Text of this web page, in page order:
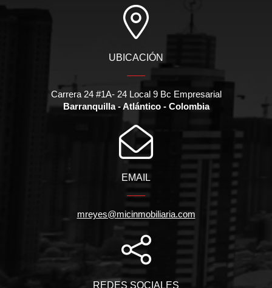
UBICACIÓN
Carrera 24 #1A- 24 Local 9 Bc Empresarial
Barranquilla - Atlántico - Colombia
EMAIL
mreyes@micinmobiliaria.com
REDES SOCIALES